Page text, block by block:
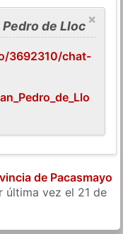
×
de Lloc
3692310/chat-
de Pacasmayo
última vez el 21 de